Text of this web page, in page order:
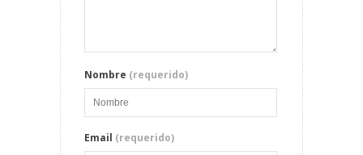
Nombre (requerido)
Email (requerido)